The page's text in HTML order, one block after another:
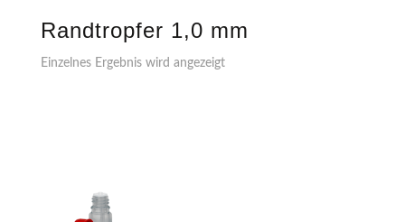
Randtropfer 1,0 mm
Einzelnes Ergebnis wird angezeigt